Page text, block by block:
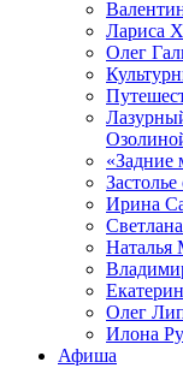
Лариса
Олег
Ирина
Наталья
Олег
Илона
Афиша